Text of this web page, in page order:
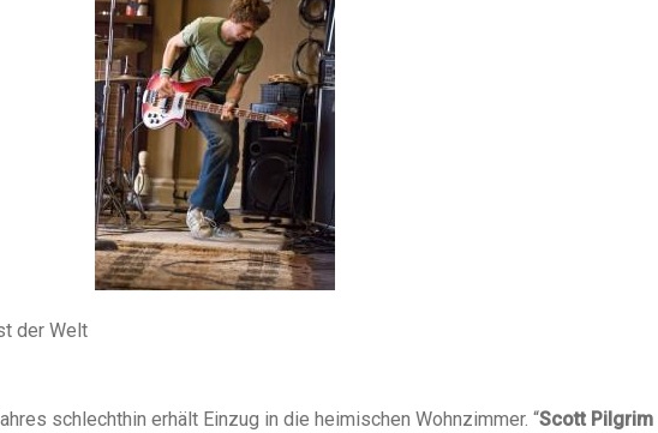
der Welt
schlechthin erhält Einzug in die heimischen Wohnzimmer. “Scott Pilgrim